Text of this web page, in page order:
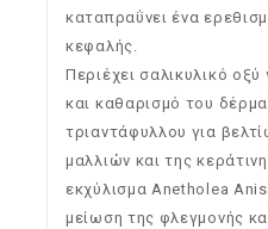
καταπραΰνει ένα
κεφαλής.
Περιέχει σαλικυλικό
και καθαρισμό του
τριαντάφυλλου για
μαλλιών και της
εκχύλισμα Anetholea
μείωση της φλεγμονής